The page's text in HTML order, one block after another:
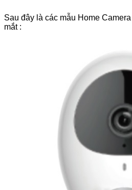
Sau đây là các mẫu Home
mắt :